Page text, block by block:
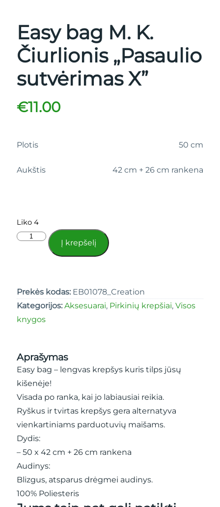
Easy bag M. K.
Čiurlionis „Pasaulio
sutvėrimas X”
€11.00
Plotis 50 cm
Aukštis 42 cm + 26 cm rankena
Liko 4
Į krepšelį
Prekės kodas: EB01078_Creation
Kategorijos: Aksesuarai, Pirkinių krepšiai, Visos
knygos
Aprašymas
Easy bag – lengvas krepšys kuris tilps jūsų
kišenėje!
Visada po ranka, kai jo labiausiai reikia.
Ryškus ir tvirtas krepšys gera alternatyva
vienkartiniams parduotuvių maišams.
Dydis:
– 50 x 42 cm + 26 cm rankena
Audinys:
Blizgus, atsparus drėgmei audinys.
100% Poliesteris